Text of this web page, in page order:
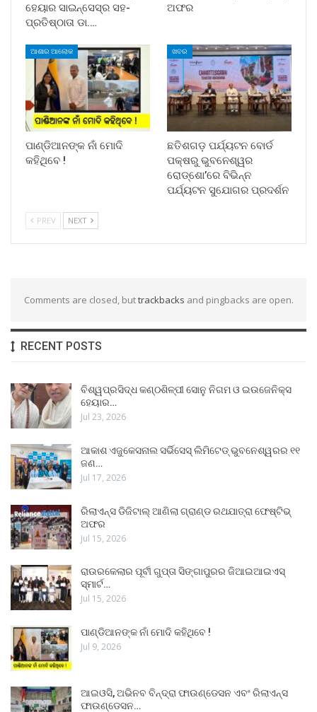
ହେୟାର ସାଇନ୍ସେସ୍ର ସହ-
ପ୍ରତିଷ୍ଠାତା ଡା.…
ଅଫର
ଆଶାର ଆଲୋକ
ପାଣ୍ଡିଆନଙ୍କ ନାଁ ମୋଦି
କହିଥିବେ !
ଖବର
ଛତିଶଗଡ଼ ପର୍ଯ୍ୟଟନ ବୋର୍ଡ
ପକ୍ଷରୁ ଭୁବନେଶ୍ୱର
ରୋଡ୍‌ଶୋ’ରେ ବିଭିନ୍ନ
ପର୍ଯ୍ୟଟନ ସୁଯୋଗର ପ୍ରଦର୍ଶନ
PREV NEXT
Comments are closed, buttrackbacks and pingbacks are open.
RECENT POSTS
ବିଶ୍ୱପ୍ରସିଦ୍ଧ କଣ୍ଠଶିଳ୍ପୀ ସୋନୁ ନିଗମ ଓ ଇଉଜେନିକ୍ସ
ହେୟାର…
Jul 23, 2026
ଆକାଶ ଏଜୁକେସନାଲ ସର୍ଭିସେସ୍ ଲିମିଟେଡ୍ ଭୁବନେଶ୍ୱରର ୧୧
ଜଣ…
Jul 17, 2026
ରିଲାଏନ୍ସ ଡିଜିଟାଲ୍ ଆଣିଲା ଗ୍ରାଣ୍ଡ ରଥଯାତ୍ରା ଫେଷ୍ଟିଭ୍
ଅଫର
Jul 15, 2026
ରାଉରକେଲାର ପୂର୍ବୀ ଗୁପ୍ତା ସିଙ୍ଗାପୁରର ଜିଆଇଆଇଏସ୍
ସ୍ମାର୍ଟ…
Jul 15, 2026
ପାଣ୍ଡିଆନଙ୍କ ନାଁ ମୋଦି କହିଥିବେ !
Jul 9, 2026
ଆଇଓସି, ଅଭିନବ ବିନ୍ଦ୍ରା ଫାଉଣ୍ଡେସନ ଏବଂ ରିଲାଏନ୍ସ
ଫାଉଣ୍ଡେସନ…